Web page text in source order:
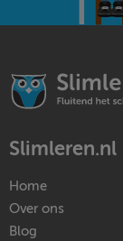
Slimleren.nl
Home
Over ons
Blog